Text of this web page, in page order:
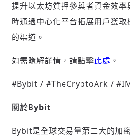
提升以太坊質押參與者資金效率
時通過中心化平台拓展用戶獲
的渠道。
如需瞭解詳情，請點擊此處 。
#Bybit / #TheCryptoArk /
關於Bybit
Bybit是全球交易量第二大的加